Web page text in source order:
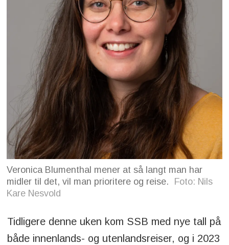
Veronica Blumenthal mener at så langt man har
midler til det, vil man prioritere og reise.
Foto: Nils
Kare Nesvold
Tidligere denne uken kom SSB med nye tall på
både innenlands- og utenlandsreiser, og i 2023